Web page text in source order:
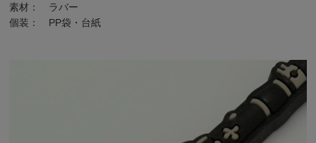
素材： ラバー
個装： PP袋・台紙